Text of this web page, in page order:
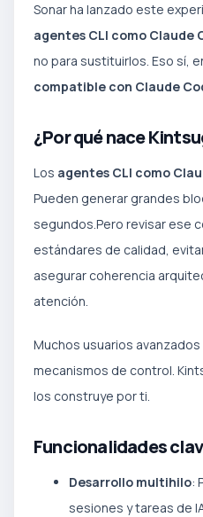
Sonar ha lanzado este
agentes CLI como Claude
no para sustituirlos. Eso sí,
compatible con Claude
¿Por qué nace
Los agentes CLI como
Pueden generar grandes
segundos.Pero revisar ese
estándares de calidad,
asegurar coherencia
atención.
Muchos usuarios
mecanismos de control.
los construye por ti.
Funcionalidades
Desarrollo multihilo:
sesiones y tareas de